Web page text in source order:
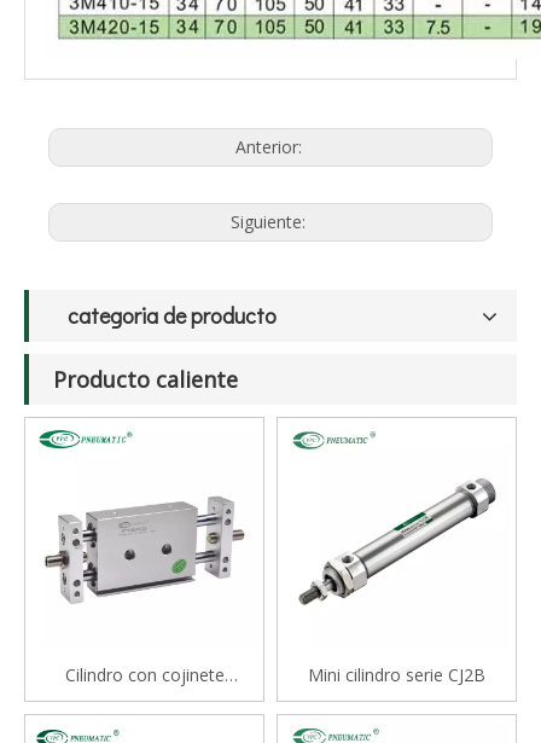
Anterior:
Siguiente:
categoria de producto
Producto caliente
Cilindro con cojinete
deslizante tipo varilla doble
serie STM
Mini cilindro serie CJ2B